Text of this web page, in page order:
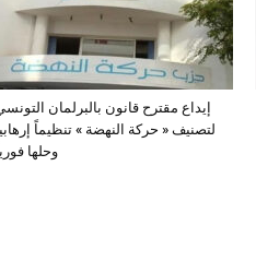
إيداع مقترح قانون بالبرلمان
لتصنيف « حركة النهضة » تنظيماً
وحلها